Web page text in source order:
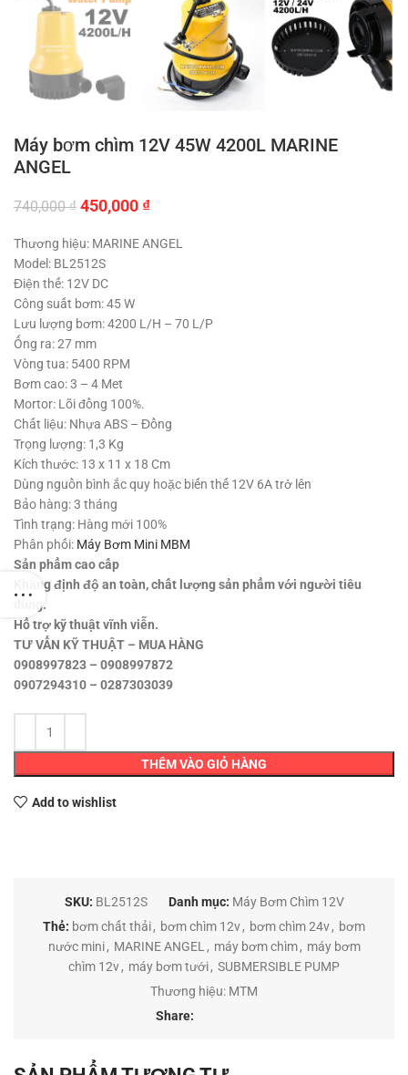
Máy bơm chìm 12V 45W 4200L MARINE
ANGEL
740,000₫ Giá
là:
740,000 ₫.
450,000 ₫Giá
tại
Thương hiệu: MARINE ANGEL
Model: BL2512S
Điện thế: 12V DC
Công suất bơm: 45 W
Lưu lượng bơm: 4200 L/H – 70 L/P
Ống ra: 27 mm
Vòng tua: 5400 RPM
Bơm cao: 3 – 4 Met
Mortor: Lõi đồng 100%.
Chất liệu: Nhựa ABS – Đồng
Trọng lượng: 1,3 Kg
Kích thước: 13 x 11 x 18 Cm
Dùng nguồn bình ắc quy hoặc biến thế 12V 6A trở lên
Bảo hàng: 3 tháng
Tình trạng: Hàng mới 100%
Phân phối: Máy Bơm Mini MBM
Sản phẩm cao cấp
Khẳng định độ an toàn, chất lượng sản phẩm với người tiêu
dùng.
Hổ trợ kỹ thuật vĩnh viễn.
TƯ VẤN KỸ THUẬT – MUA HÀNG
0908997823 – 0908997872
0907294310 – 0287303039
THÊM VÀO GIỎ HÀNG
Add to wishlist
SKU: BL2512S Danh mục: Máy Bơm Chìm 12V
Thẻ: bơm chất thải, bơm chìm 12v, bơm chìm 24v, bơm
nước mini , MARINE ANGEL , máy bơm chìm , máy bơm
chìm 12v, máy bơm tưới, SUBMERSIBLE PUMP
Thương hiệu: MTM
Share: